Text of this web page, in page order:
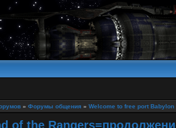
» Форумы общения » Welcome to free port Babylon
of the